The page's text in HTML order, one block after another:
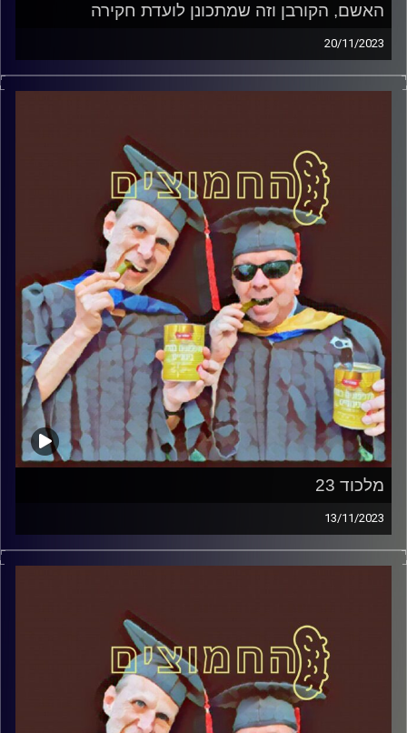
האשם, הקורבן וזה שמתכונן לועדת חקירה
20/11/2023
המערכת הפוליטית על ספת הפסיכולוג, עם פרופסור בועז בן-
דוד ופרופסור גלעד הירשברגר.
מלכוד 23
13/11/2023
המערכת הפוליטית על ספת הפסיכולוג, עם פרופסור בועז בן-
דוד ופרופסור גלעד הירשברגר.